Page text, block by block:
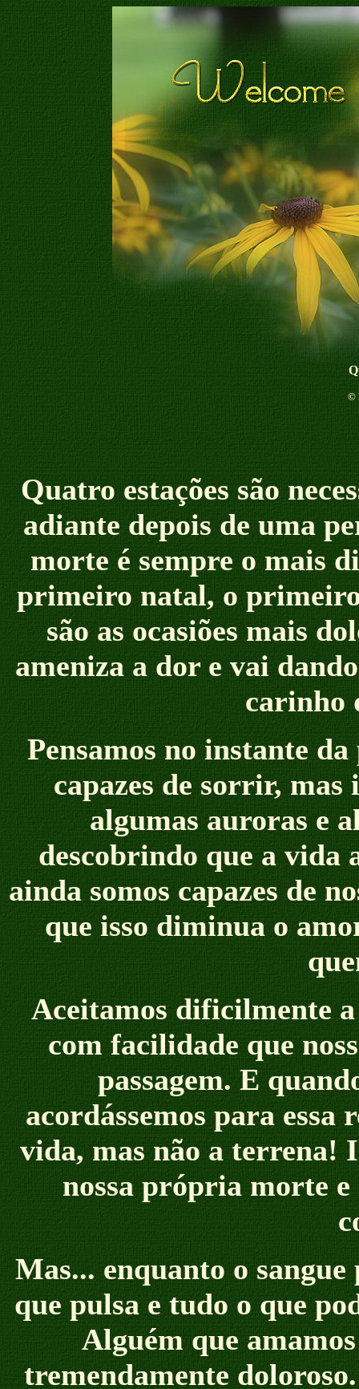
©
Quatro estações são
adiante depois de uma
morte é sempre o mais
primeiro natal, o
são as ocasiões mais
ameniza a dor e vai
carinho
Pensamos no instante
capazes de sorrir, mas
algumas auroras e
descobrindo que a vida
ainda somos capazes de
que isso diminua o
Aceitamos dificilmente a
com facilidade que
passagem. E
acordássemos para essa
vida, mas não a terrena!
nossa própria morte e
Mas... enquanto o
que pulsa e tudo o que
Alguém que
tremendamente